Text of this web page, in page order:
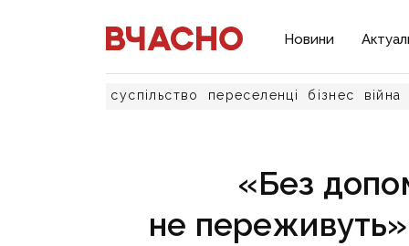
Новини
суспільство переселенці бізнес війна
«Без
не